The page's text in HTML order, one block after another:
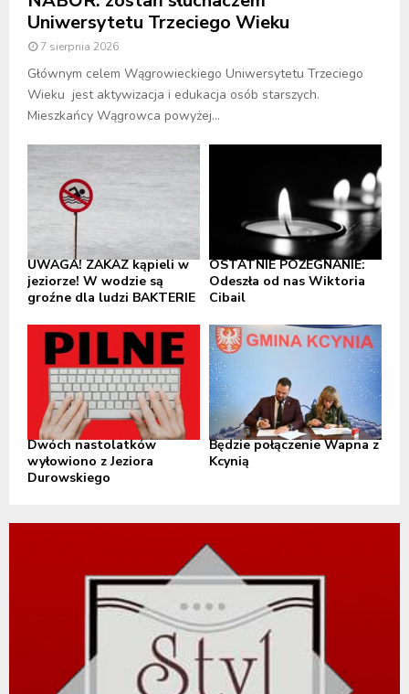
Uniwersytetu Trzeciego Wieku
7 sierpnia 2026
Głównym celem Wągrowieckiego Uniwersytetu Trzeciego
Wieku jest aktywizacja i edukacja osób starszych.
Mieszkańcy Wągrowca powyżej...
UWAGA! ZAKAZ kąpieli w
jeziorze! W wodzie są
groźne dla ludzi BAKTERIE
OSTATNIE POŻEGNANIE:
Odeszła od nas Wiktoria
Cibail
Dwóch nastolatków
wyłowiono z Jeziora
Durowskiego
Będzie połączenie Wapna z
Kcynią